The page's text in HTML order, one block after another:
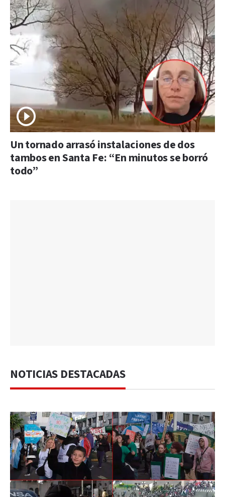
Un tornado arrasó instalaciones de dos
tambos en Santa Fe: “En minutos se borró
todo”
NOTICIAS DESTACADAS